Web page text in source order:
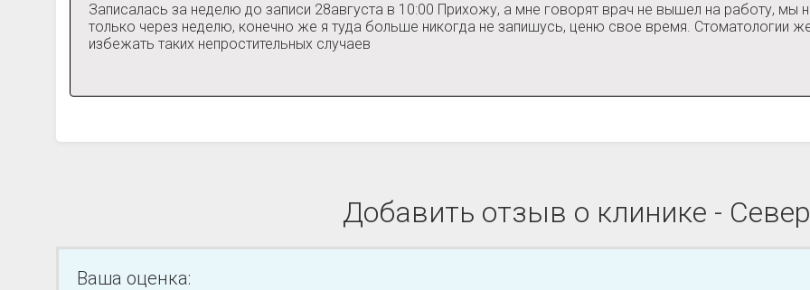
Записалась за неделю до записи 28августа в 10:00 Прихожу, а мне говорят врач не вышел на работу,
только через неделю, конечно же я туда больше никогда не запишусь, ценю свое время. Стоматологии
избежать таких непростительных случаев
Добавить отзыв о клинике -
Ваша оценка: